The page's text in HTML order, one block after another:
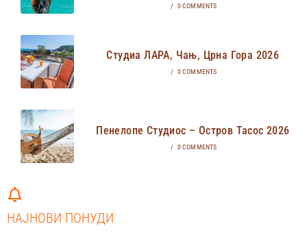
/ 0 COMMENTS
Студиа ЛАРА, Чањ, Црна Гора 2026
/ 0 COMMENTS
Пенелопе Студиос – Остров Тасос 2026
/ 0 COMMENTS
НАЈНОВИ ПОНУДИ